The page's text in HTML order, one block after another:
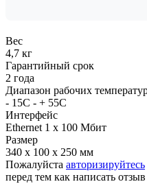
Вес
4,7 кг
Гарантийный срок
2 года
Диапазон рабочих
- 15C - + 55C
Интерфейс
Ethernet 1 х 100 Мбит
Размер
340 x 100 x 250 мм
Пожалуйста авторизируйтесь
перед тем как написать отзыв